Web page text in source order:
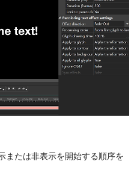
または非表示を開始する順序を